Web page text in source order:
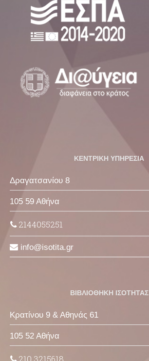
ΚΕΝΤΡΙΚΗ ΥΠΗΡΕΣΙΑ
Δραγατσανίου 8
105 59 Αθήνα
2144055251
info isotita gr
ΒΙΒΛΙΟΘΗΚΗ ΙΣΟΤΗΤΑΣ
Κρατίνου 9 & Αθηνάς 61
105 52 Αθήνα